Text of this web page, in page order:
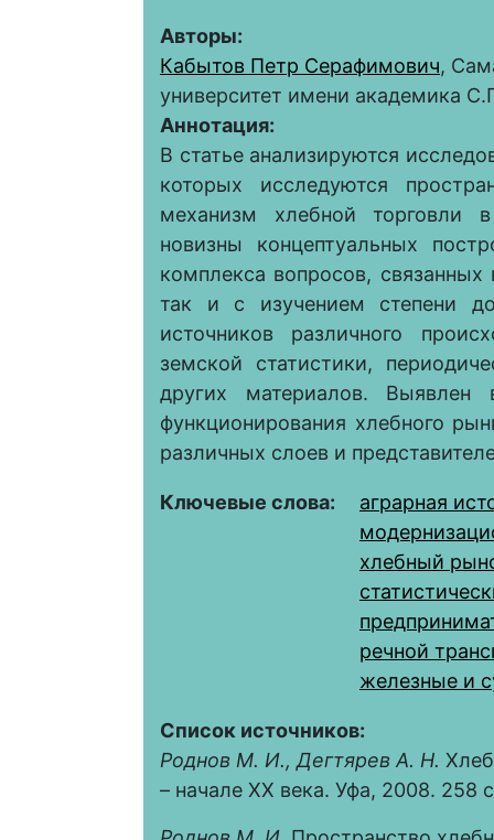
Авторы:
Кабытов Петр Серафимович,
университет имени академика
Аннотация:
В статье анализируются
которых исследуются
механизм хлебной торговли
новизны концептуальных
комплекса вопросов,
так и с изучением степени
источников различного
земской статистики,
других материалов. Выявлен
функционирования хлебного
различных слоев и
Ключевые слова:
аграрная
хлебный
речной
железные и
Список источников:
Роднов М. И., Дегтярев А. Н.
– начале XX века. Уфа, 2008. 258